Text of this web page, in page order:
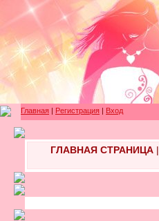
Главная | Регистрация | Вход
ГЛАВНАЯ СТРАНИЦА|